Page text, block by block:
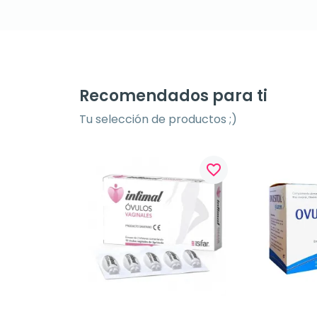
Recomendados para ti
Tu selección de productos ;)
favorite_border